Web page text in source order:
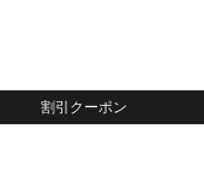
割引クーポン